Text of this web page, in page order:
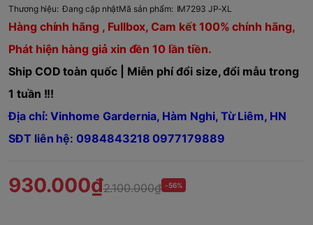
Thương hiệu: Đang cập nhậtMã sản phẩm: IM7293 JP-XL
Hàng chính hãng , Fullbox, Cam kết 100% chính hãng,
Phát hiện hàng giả xin đền 10 lần tiền.
Ship COD toàn quốc | Miễn phí đổi size, đổi mẫu trong
1 tuần !!!
Địa chỉ: Vinhome Gardernia, Hàm Nghi, Từ Liêm, HN
SĐT liên hệ: 0984843218 0977179889
930.000₫2.100.000₫ -56%